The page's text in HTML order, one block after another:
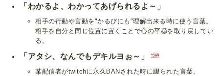
「わかるよ、わかってあげられるよ～」
相手の行動や言動を"かるびにも"理解出来る時に使う言葉。
相手を自分と同じ位置に置くことで心の平穏を取り戻してい
る。
「アタシ、なんでもデキルヨぉ～」 *360
某配信者がtwitchに永久BANされた時に綴られた言葉。